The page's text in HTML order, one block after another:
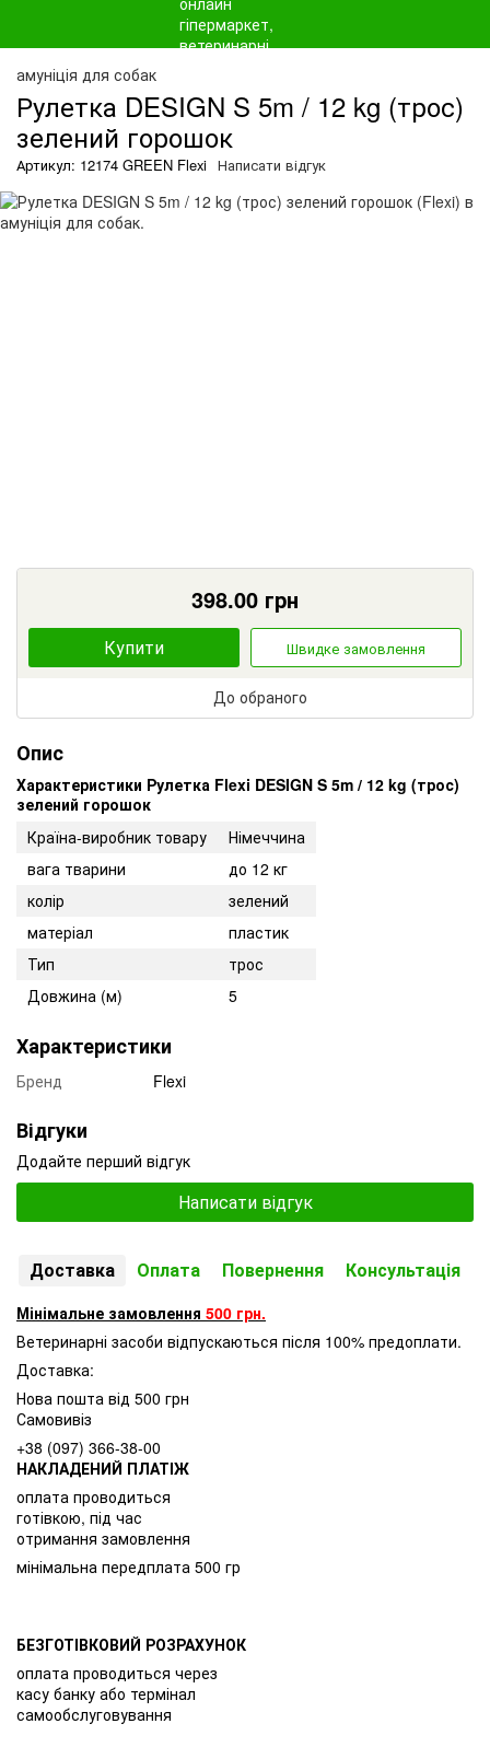
амуніція для собак
Рулетка DESIGN S 5m / 12 kg (трос)
зелений горошок
Артикул: 12174 GREEN Flexi Написати відгук
398.00 грн
Купити Швидке замовлення
До обраного
Опис
Характеристики Рулетка Flexi DESIGN S 5m / 12 kg (трос)
зелений горошок
Країна-виробник товару
Німеччина
вага тварини
до 12 кг
колір
зелений
матеріал
пластик
Тип
трос
Довжина (м)
5
Характеристики
Бренд Flexi
Відгуки
Додайте перший відгук
Написати відгук
Доставка Оплата Повернення Консультація
Мінімальне замовлення 500 грн.
Ветеринарні засоби відпускаються після 100% предоплати.
Доставка:
Нова пошта від 500 грн
Самовивіз
+38 (097) 366-38-00
НАКЛАДЕНИЙ ПЛАТІЖ
оплата проводиться
готівкою, під час
отримання замовлення
мінімальна передплата 500 гр
БЕЗГОТІВКОВИЙ РОЗРАХУНОК
оплата проводиться через
касу банку або термінал
самообслуговування